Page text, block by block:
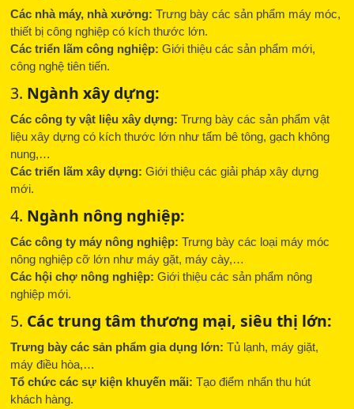
Các nhà máy, nhà xưởng: Trưng bày các sản phẩm máy móc,
thiết bị công nghiệp có kích thước lớn.
Các triển lãm công nghiệp: Giới thiệu các sản phẩm mới,
công nghệ tiên tiến.
3. Ngành xây dựng:
Các công ty vật liệu xây dựng: Trưng bày các sản phẩm vật
liệu xây dựng có kích thước lớn như tấm bê tông, gạch không
nung,…
Các triển lãm xây dựng: Giới thiệu các giải pháp xây dựng
mới.
4. Ngành nông nghiệp:
Các công ty máy nông nghiệp: Trưng bày các loại máy móc
nông nghiệp cỡ lớn như máy gặt, máy cày,…
Các hội chợ nông nghiệp: Giới thiệu các sản phẩm nông
nghiệp mới.
5. Các trung tâm thương mại, siêu thị lớn:
Trưng bày các sản phẩm gia dụng lớn: Tủ lạnh, máy giặt,
máy điều hòa,…
Tổ chức các sự kiện khuyến mãi: Tạo điểm nhấn thu hút
khách hàng.